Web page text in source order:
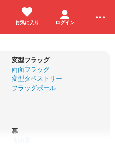
お気に入り ログイン
変型フラッグ
両面フラッグ
変型タペストリー
フラッグポール
幕
店頭幕